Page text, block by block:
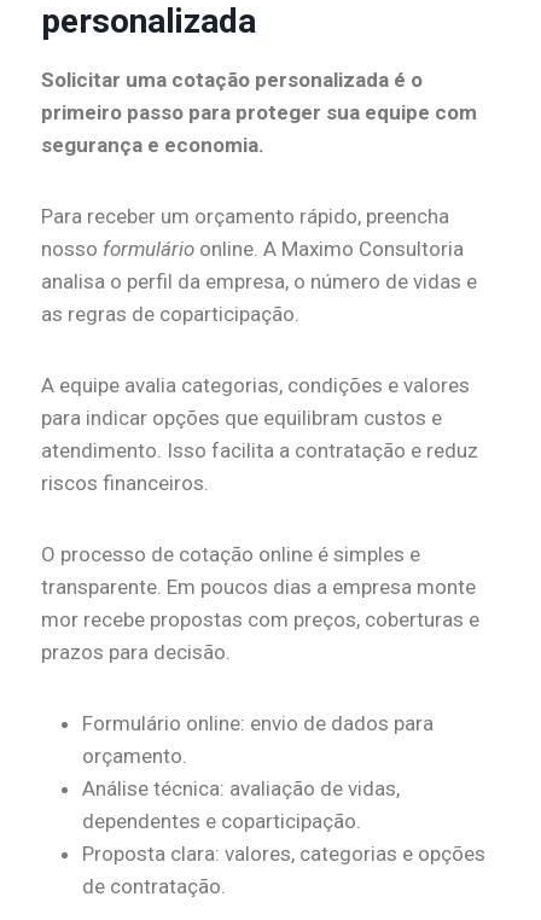
personalizada
Solicitar uma cotação personalizada é o
primeiro passo para proteger sua equipe com
segurança e economia.
Para receber um orçamento rápido, preencha
nosso formulário online. A Maximo Consultoria
analisa o perfil da empresa, o número de vidas e
as regras de coparticipação.
A equipe avalia categorias, condições e valores
para indicar opções que equilibram custos e
atendimento. Isso facilita a contratação e reduz
riscos financeiros.
O processo de cotação online é simples e
transparente. Em poucos dias a empresa monte
mor recebe propostas com preços, coberturas e
prazos para decisão.
Formulário online: envio de dados para
orçamento.
Análise técnica: avaliação de vidas,
dependentes e coparticipação.
Proposta clara: valores, categorias e opções
de contratação.